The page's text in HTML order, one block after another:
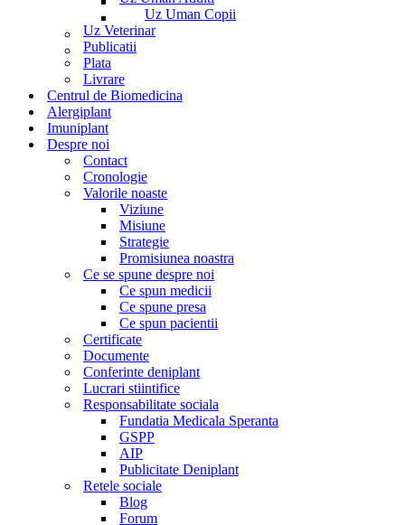
Uz Uman Copii
Uz Veterinar
Publicatii
Plata
Livrare
Centrul de Biomedicina
Alergiplant
Imuniplant
Despre noi
Contact
Cronologie
Valorile noaste
Viziune
Misiune
Strategie
Promisiunea noastra
Ce se spune despre noi
Ce spun medicii
Ce spune presa
Ce spun pacientii
Certificate
Documente
Conferinte deniplant
Lucrari stiintifice
Responsabilitate sociala
Fundatia Medicala Speranta
GSPP
AIP
Publicitate Deniplant
Retele sociale
Blog
Forum